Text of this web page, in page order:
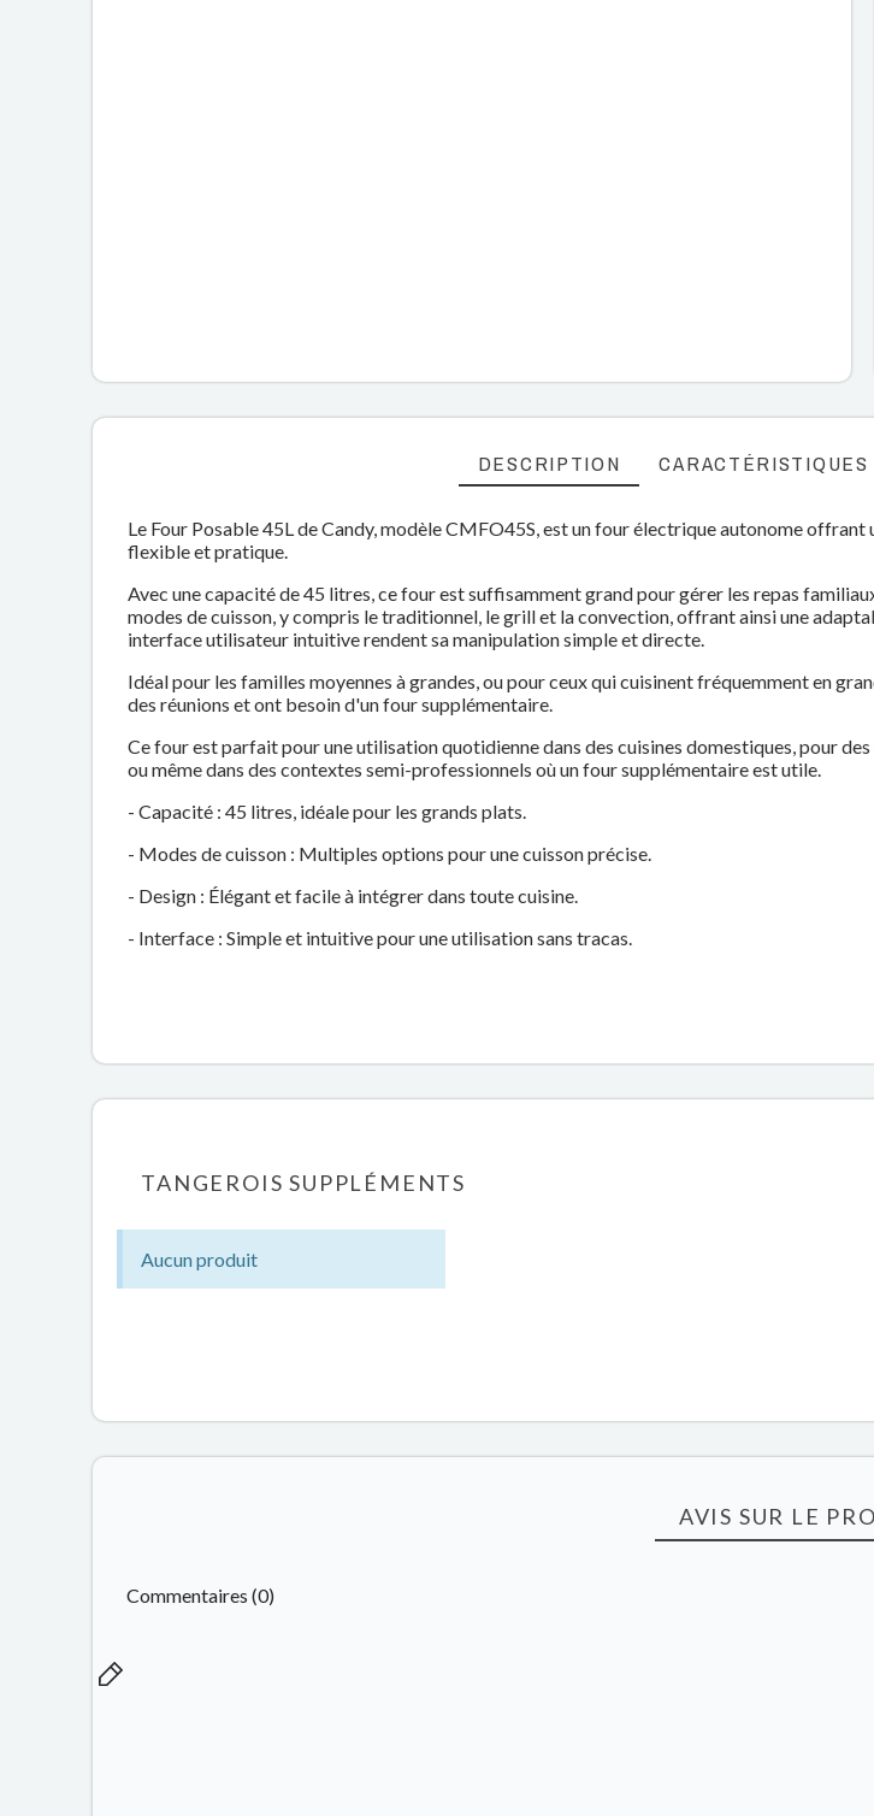
DESCRIPTION CARACTÉRISTIQUES
Le Four Posable 45L de Candy, modèle CMFO45S, est un four électrique autonome
flexible et pratique.
Avec une capacité de 45 litres, ce four est suffisamment grand pour gérer les repas
modes de cuisson, y compris le traditionnel, le grill et la convection, offrant ainsi une
interface utilisateur intuitive rendent sa manipulation simple et directe.
Idéal pour les familles moyennes à grandes, ou pour ceux qui cuisinent fréquemment en
des réunions et ont besoin d'un four supplémentaire.
Ce four est parfait pour une utilisation quotidienne dans des cuisines domestiques, pour
ou même dans des contextes semi-professionnels où un four supplémentaire est utile.
- Capacité : 45 litres, idéale pour les grands plats.
- Modes de cuisson : Multiples options pour une cuisson précise.
- Design : Élégant et facile à intégrer dans toute cuisine.
- Interface : Simple et intuitive pour une utilisation sans tracas.
TANGEROIS SUPPLÉMENTS
Aucun produit
AVIS SUR LE
Commentaires (0)